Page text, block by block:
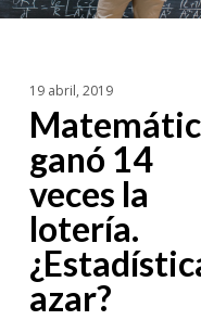
19 abril, 2019
ganó 14
veces la
lotería.
azar?